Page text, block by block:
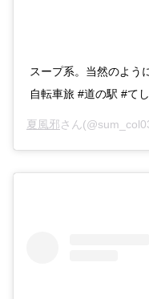
スープ系。当然のよう
自転車旅 #道の駅 #て
夏風邪さん